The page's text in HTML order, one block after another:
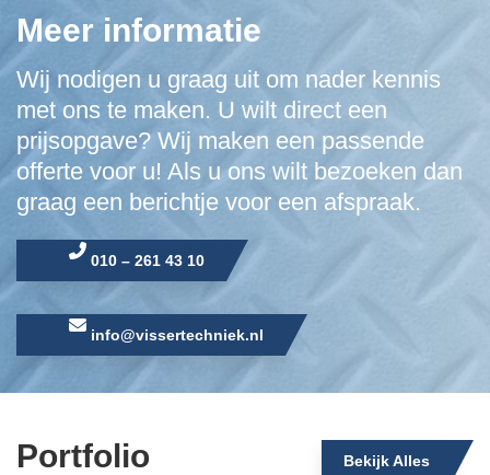
Meer informatie
Wij nodigen u graag uit om nader kennis
met ons te maken. U wilt direct een
prijsopgave? Wij maken een passende
offerte voor u! Als u ons wilt bezoeken dan
graag een berichtje voor een afspraak.
010 – 261 43 10
info@vissertechniek.nl
Portfolio Bekijk Alles